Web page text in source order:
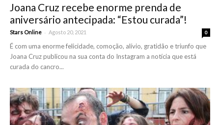
Joana Cruz recebe enorme prenda de
aniversário antecipada: “Estou curada”!
Stars Online - Agosto 20, 2021 0
É com uma enorme felicidade, comoção, alívio, gratidão e triunfo que
Joana Cruz publicou na sua conta do Instagram a notícia que está
curada do cancro...